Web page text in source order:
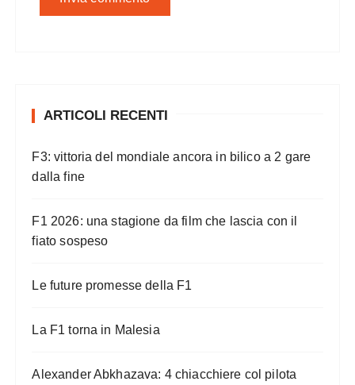
ARTICOLI RECENTI
F3: vittoria del mondiale ancora in bilico a 2 gare
dalla fine
F1 2026: una stagione da film che lascia con il
fiato sospeso
Le future promesse della F1
La F1 torna in Malesia
Alexander Abkhazava: 4 chiacchiere col pilota